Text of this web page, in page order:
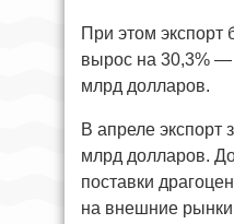
При этом экспорт
вырос на 30,3% —
млрд долларов.
В апреле экспорт
млрд долларов.
поставки
на внешние